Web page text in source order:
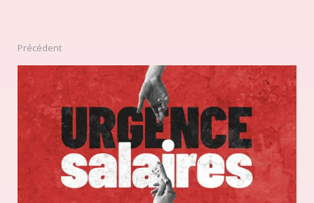
Post
navigation
Précédent